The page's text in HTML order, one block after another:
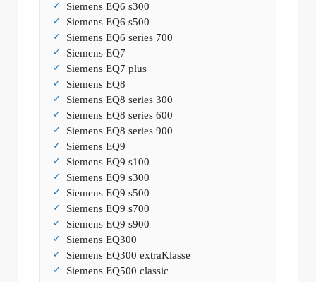
Siemens EQ6 s300
Siemens EQ6 s500
Siemens EQ6 series 700
Siemens EQ7
Siemens EQ7 plus
Siemens EQ8
Siemens EQ8 series 300
Siemens EQ8 series 600
Siemens EQ8 series 900
Siemens EQ9
Siemens EQ9 s100
Siemens EQ9 s300
Siemens EQ9 s500
Siemens EQ9 s700
Siemens EQ9 s900
Siemens EQ300
Siemens EQ300 extraKlasse
Siemens EQ500 classic